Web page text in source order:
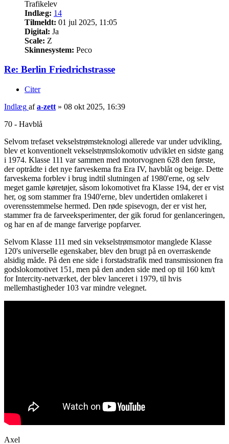
Trafikelev
Indlæg: 14
Tilmeldt: 01 jul 2025, 11:05
Digital: Ja
Scale: Z
Skinnesystem: Peco
Re: Berlin Friedrichstrasse
Citer
Indlæg afa-zett » 08 okt 2025, 16:39
70 - Havblå
Selvom trefaset vekselstrømsteknologi allerede var under udvikling,
blev et konventionelt vekselstrømslokomotiv udviklet en sidste gang
i 1974. Klasse 111 var sammen med motorvognen 628 den første,
der optrådte i det nye farveskema fra Era IV, havblåt og beige. Dette
farveskema forblev i brug indtil slutningen af ​​1980'erne, og selv
meget gamle køretøjer, såsom lokomotivet fra Klasse 194, der er vist
her, og som stammer fra 1940'erne, blev undertiden omlakeret i
overensstemmelse hermed. Den røde spisevogn, der er vist her,
stammer fra de farveeksperimenter, der gik forud for genlanceringen,
og har en af ​​de mange farverige popfarver.
Selvom Klasse 111 med sin vekselstrømsmotor manglede Klasse
120's universelle egenskaber, blev den brugt på en overraskende
alsidig måde. På den ene side i forstadstrafik med transmissionen fra
godslokomotivet 151, men på den anden side med op til 160 km/t
for Intercity-netværket, der blev lanceret i 1979, til hvis
mellemhastigheder 103 var mindre velegnet.
Axel